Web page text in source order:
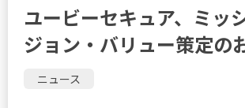
ユービーセキュア、ミッ
ジョン・バリュー策定の
ニュース